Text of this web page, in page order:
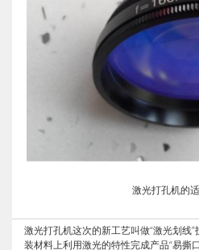
激光打孔机的
激光打孔机这次的新工艺叫做“激光划线
装材料上利用激光的特性完成产品“易撕